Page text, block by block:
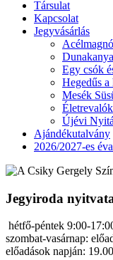
Társulat
Kapcsolat
Jegyvásárlás
Egy csók
Hegedűs a
Mesék
Életrevalók
Újévi
Ajándékutalvány
2026/2027-es
Jegyiroda
hétfő-péntek 9:00-
szombat-vasárnap:
előadások napján: